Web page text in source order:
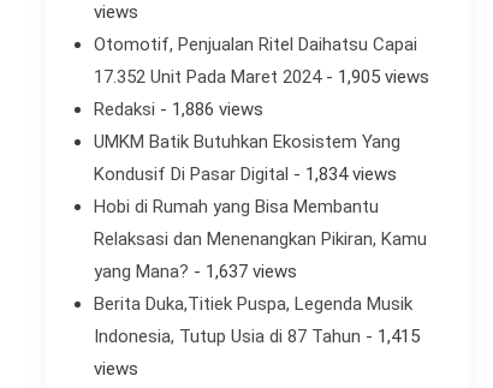
views
Otomotif, Penjualan Ritel Daihatsu Capai
17.352 Unit Pada Maret 2024- 1,905 views
Redaksi - 1,886 views
UMKM Batik Butuhkan Ekosistem Yang
Kondusif Di Pasar Digital - 1,834 views
Hobi di Rumah yang Bisa Membantu
Relaksasi dan Menenangkan Pikiran, Kamu
yang Mana? - 1,637 views
Berita Duka,Titiek Puspa, Legenda Musik
Indonesia, Tutup Usia di 87 Tahun - 1,415
views